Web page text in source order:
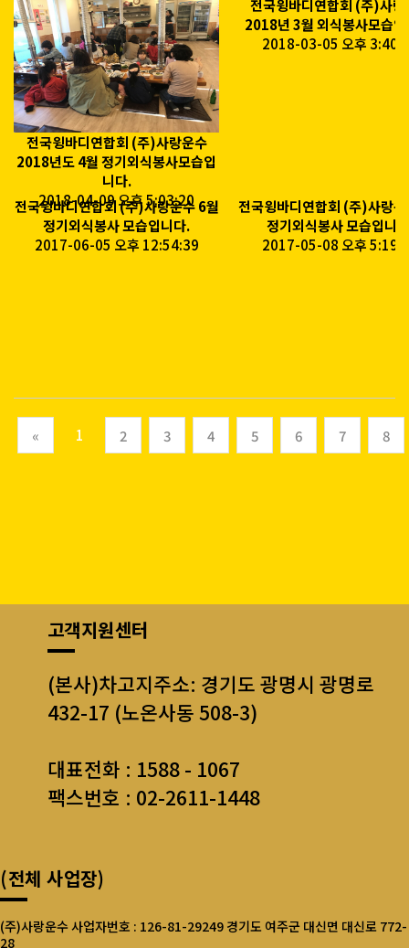
전국윙바디연합회 (주)사랑운수
2018년도 4월 정기외식봉사모습입
니다.
2018-04-09 오후 5:03:20
전국윙바디연합회 (주)사랑
2018년 3월 외식봉사모습
2018-03-05 오후
전국윙바디연합회 (주)사랑운수 6월
정기외식봉사 모습입니다.
2017-06-05 오후 12:54:39
전국윙바디연합회 (주)사랑
정기외식봉사 모습입니
2017-05-08 오후
« 1 (current)
2 3 4 5 6 7 8
고객지원센터
(본사)차고지주소: 경기도 광명시 광명로
432-17 (노온사동 508-3)
대표전화 : 1588 - 1067
팩스번호 : 02-2611-1448
(전체 사업장)
(주)사랑운수 사업자번호 : 126-81-29249 경기도 여주군 대신면 대신로 772-
28